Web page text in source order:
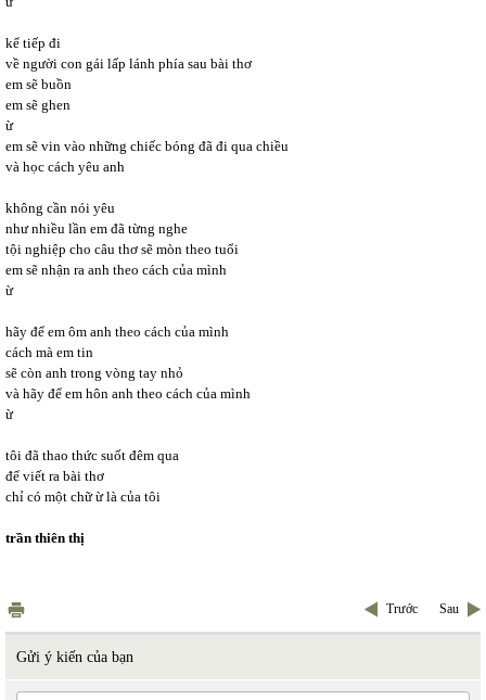
kể tiếp đi
về người con gái lấp lánh phía sau bài thơ
em sẽ buồn
em sẽ ghen
ừ
em sẽ vin vào những chiếc bóng đã đi qua chiều
và học cách yêu anh
không cần nói yêu
như nhiều lần em đã từng nghe
tội nghiệp cho câu thơ sẽ mòn theo tuổi
em sẽ nhận ra anh theo cách của mình
ừ
hãy để em ôm anh theo cách của mình
cách mà em tin
sẽ còn anh trong vòng tay nhỏ
và hãy để em hôn anh theo cách của mình
ừ
tôi đã thao thức suốt đêm qua
để viết ra bài thơ
chỉ có một chữ ừ là của tôi
trần thiên thị
Trước Sau
Gửi ý kiến của bạn